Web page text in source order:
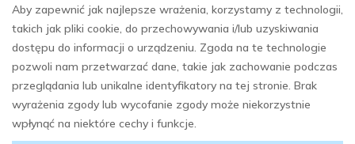
© COPYRIGHT 2023
REALIZACJAE-SKLEPY INVESTNET
Aby zapewnić jak najlepsze wrażenia, korzystamy z technologii,
takich jak pliki cookie, do przechowywania i/lub uzyskiwania
dostępu do informacji o urządzeniu. Zgoda na te technologie
pozwoli nam przetwarzać dane, takie jak zachowanie podczas
przeglądania lub unikalne identyfikatory na tej stronie. Brak
wyrażenia zgody lub wycofanie zgody może niekorzystnie
wpłynąć na niektóre cechy i funkcje.